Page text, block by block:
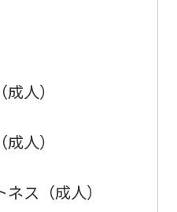
人）
人）
ス（成人）